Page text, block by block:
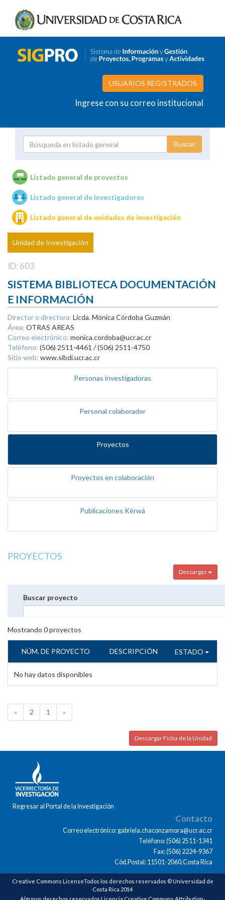
USUARIOS REGISTRADOS
Ingrese con su correo institucional
Unidades de investigación
Listado general de proyectos
Listado general de investigadores
Listado general de unidades de investigación
Unidad de Investigación
ID: 603
SISTEMA BIBLIOTECA DOCUMENTACIÓN
E INFORMACIÓN
Director o directora: Licda. Mónica Córdoba Guzmán
Área: OTRAS AREAS
Correo electrónico: monica.cordoba@ucr.ac.cr
Teléfono: (506) 2511-4461 / (506) 2511-4750
Sitio web: www.sibdi.ucr.ac.cr
Personas investigadoras
Personal colaborador
Proyectos
Proyectos en colaboración
Publicaciones Kérwá
PROYECTOS
Descargas
Buscar proyecto
Mostrando 0proyectos
NÚM. DE PROYECTO DESCRIPCIÓN ESTADO
No hay datos disponibles
« 2 1 »
Descargar Ficha de la Unidad
Regresar al Portal de la Investigación
Contacto
Correo electrónico: gabriela.chaconzamora@ucr.ac.cr
Teléfono: (506) 2511-1341
Fax: (506) 2224-9367
Cód.Postal: 11501-2060,Costa Rica
Creative Commons LicenseTodos los derechos reservados © Universidad de
Costa Rica 2014